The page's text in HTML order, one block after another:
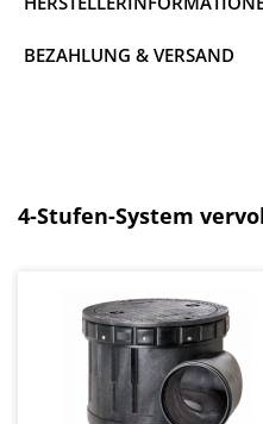
BEZAHLUNG & VERSAND
Produktgalerie überspringen
4-Stufen-System